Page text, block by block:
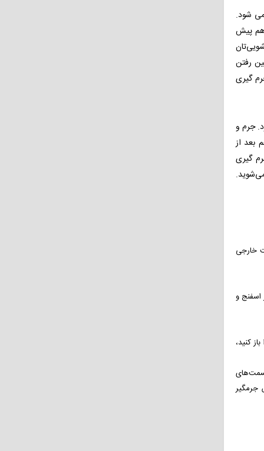
می شود.
هم پیش
رفتن
گیری
جرم و
بعد از
گیری
خارجی
اسفنج و
کنید،
جرمگیر